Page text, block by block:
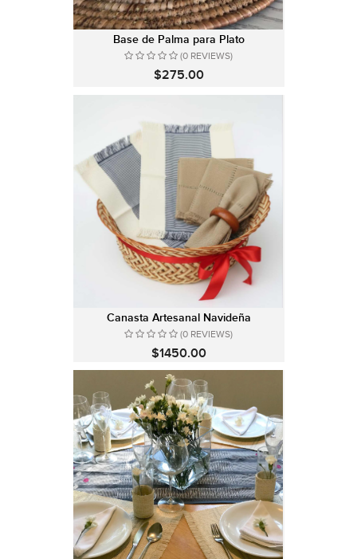
Base de Palma para Plato
(0 REVIEWS)
$275.00
Canasta Artesanal Navideña
(0 REVIEWS)
$1450.00